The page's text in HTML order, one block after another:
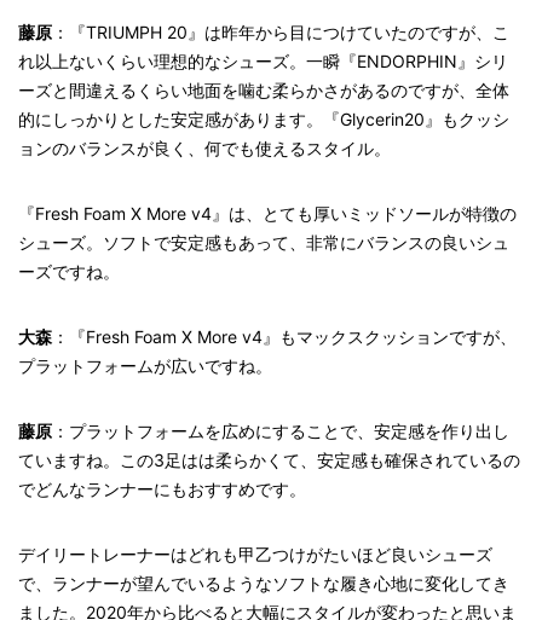
藤原 ：『TRIUMPH 20』は昨年から目につけていたのですが、こ
れ以上ないくらい理想的なシューズ。一瞬『ENDORPHIN』シリ
ーズと間違えるくらい地面を噛む柔らかさがあるのですが、全体
的にしっかりとした安定感があります。『Glycerin20』もクッシ
ョンのバランスが良く、何でも使えるスタイル。
『Fresh Foam X More v4』は、とても厚いミッドソールが特徴の
シューズ。ソフトで安定感もあって、非常にバランスの良いシュ
ーズですね。
大森 ：『Fresh Foam X More v4』もマックスクッションですが、
プラットフォームが広いですね。
藤原 ：プラットフォームを広めにすることで、安定感を作り出し
ていますね。この3足はは柔らかくて、安定感も確保されているの
でどんなランナーにもおすすめです。
デイリートレーナーはどれも甲乙つけがたいほど良いシューズ
で、ランナーが望んでいるようなソフトな履き心地に変化してき
ました。2020年から比べると大幅にスタイルが変わったと思いま